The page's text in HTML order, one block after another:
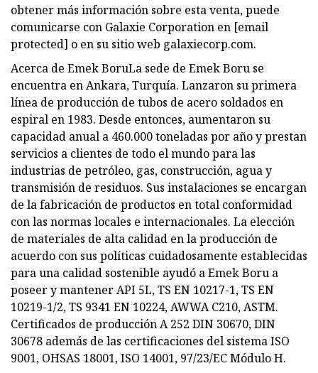
obtener más información sobre esta venta, puede
comunicarse con Galaxie Corporation en [email
protected] o en su sitio web galaxiecorp.com.
Acerca de Emek BoruLa sede de Emek Boru se
encuentra en Ankara, Turquía. Lanzaron su primera
línea de producción de tubos de acero soldados en
espiral en 1983. Desde entonces, aumentaron su
capacidad anual a 460.000 toneladas por año y prestan
servicios a clientes de todo el mundo para las
industrias de petróleo, gas, construcción, agua y
transmisión de residuos. Sus instalaciones se encargan
de la fabricación de productos en total conformidad
con las normas locales e internacionales. La elección
de materiales de alta calidad en la producción de
acuerdo con sus políticas cuidadosamente establecidas
para una calidad sostenible ayudó a Emek Boru a
poseer y mantener API 5L, TS EN 10217-1, TS EN
10219-1/2, TS 9341 EN 10224, AWWA C210, ASTM.
Certificados de producción A 252 DIN 30670, DIN
30678 además de las certificaciones del sistema ISO
9001, OHSAS 18001, ISO 14001, 97/23/EC Módulo H.